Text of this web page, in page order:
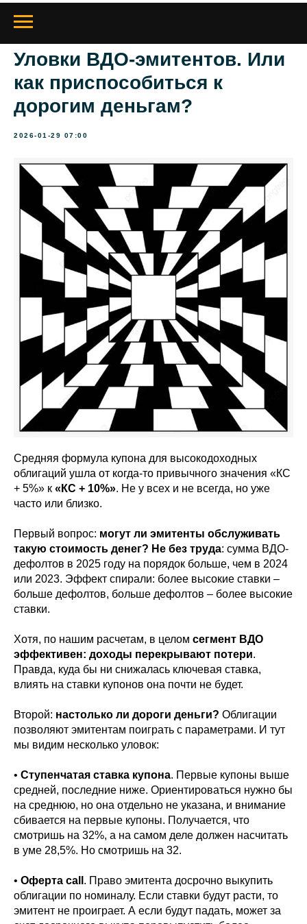
Уловки ВДО-эмитентов. Или
как приспособиться к
дорогим деньгам?
2026-01-29 07:00
Средняя формула купона для высокодоходных
облигаций ушла от когда-то привычного значения «КС
+ 5%» к «КС + 10%». Не у всех и не всегда, но уже
часто или близко.
Первый вопрос: могут ли эмитенты обслуживать
такую стоимость денег? Не без труда: сумма ВДО-
дефолтов в 2025 году на порядок больше, чем в 2024
или 2023. Эффект спирали: более высокие ставки –
больше дефолтов, больше дефолтов – более высокие
ставки.
Хотя, по нашим расчетам, в целом сегмент ВДО
эффективен: доходы перекрывают потери.
Правда, куда бы ни снижалась ключевая ставка,
влиять на ставки купонов она почти не будет.
Второй: настолько ли дороги деньги? Облигации
позволяют эмитентам поиграть с параметрами. И тут
мы видим несколько уловок:
• Ступенчатая ставка купона. Первые купоны выше
средней, последние ниже. Ориентироваться нужно бы
на среднюю, но она отдельно не указана, и внимание
сбивается на первые купоны. Получается, что
смотришь на 32%, а на самом деле должен насчитать
в уме 28,5%. Но смотришь на 32.
• Оферта call . Право эмитента досрочно выкупить
облигации по номиналу. Если ставки будут расти, то
эмитент не проиграет. А если будут падать, может за